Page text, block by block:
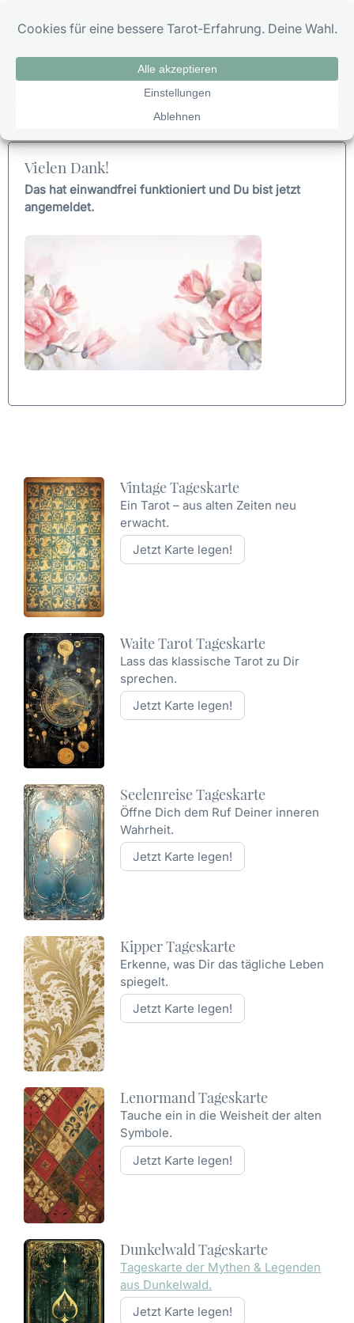
Inhalt
Newsletter Anmeldung Bestätigung
Vielen Dank!
Das hat einwandfrei funktioniert und Du bist jetzt
angemeldet.
Vintage Tageskarte
Ein Tarot – aus alten Zeiten neu
erwacht.
Jetzt Karte legen!
Waite Tarot Tageskarte
Lass das klassische Tarot zu Dir
sprechen.
Jetzt Karte legen!
Seelenreise Tageskarte
Öffne Dich dem Ruf Deiner inneren
Wahrheit.
Jetzt Karte legen!
Kipper Tageskarte
Erkenne, was Dir das tägliche Leben
spiegelt.
Jetzt Karte legen!
Lenormand Tageskarte
Tauche ein in die Weisheit der alten
Symbole.
Jetzt Karte legen!
Dunkelwald Tageskarte
Tageskarte der Mythen & Legenden
aus Dunkelwald.
Jetzt Karte legen!